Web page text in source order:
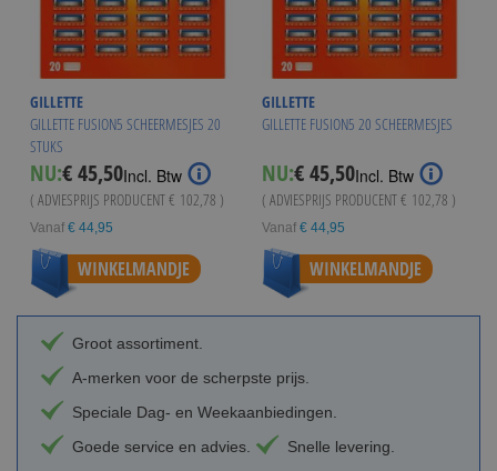
GILLETTE
GILLETTE FUSION5 SCHEERMESJES 20
STUKS
NU:€ 45,50Incl. Btw
( ADVIESPRIJS PRODUCENT€ 102,78 )
Vanaf € 44,95
WINKELMANDJE
GILLETTE
GILLETTE FUSION5 20 SCHEERMESJES
NU:€ 45,50Incl. Btw
( ADVIESPRIJS PRODUCENT€ 102,78 )
Vanaf € 44,95
WINKELMANDJE
Groot assortiment.
A-merken voor de scherpste prijs.
Speciale Dag- en Weekaanbiedingen.
Goede service en advies.
Snelle levering.